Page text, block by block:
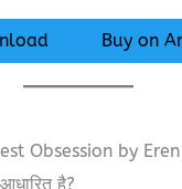
Buy on
Obsession by
है?